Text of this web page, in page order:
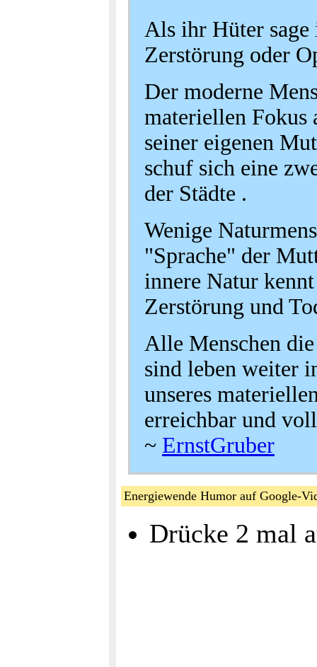
Als ihr Hüter
Zerstörung oder
Der moderne
materiellen Fokus
seiner eigenen
schuf sich eine
der Städte .
Wenige
"Sprache" der
innere Natur
Zerstörung und
Alle Menschen
sind leben weiter
unseres
erreichbar und
~ ErnstGruber
Energiewende Humor auf Google-
Drücke 2 mal